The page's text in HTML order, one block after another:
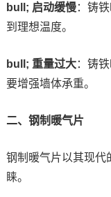
bull; 启动缓慢：铸
到理想温度。
bull; 重量过大：铸
要增强墙体承重。
二、钢制暖气片
钢制暖气片以其现代
睐。